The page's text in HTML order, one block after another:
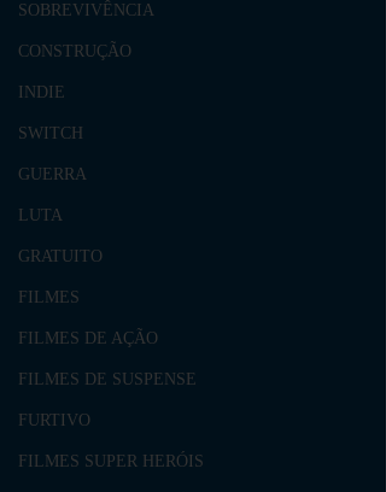
SOBREVIVÊNCIA
CONSTRUÇÃO
INDIE
SWITCH
GUERRA
LUTA
GRATUITO
FILMES
FILMES DE AÇÃO
FILMES DE SUSPENSE
FURTIVO
FILMES SUPER HERÓIS